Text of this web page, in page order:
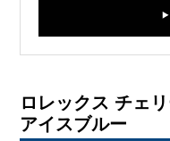
ロレックス チェ
アイスブルー